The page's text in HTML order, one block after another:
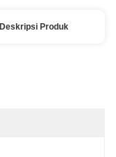
Deskripsi Produk